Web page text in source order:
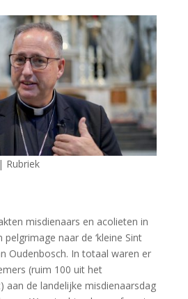
| Rubriek
misdienaars en acolieten in
naar de ‘kleine Sint
Oudenbosch. In totaal waren er
(ruim 100 uit het
aan de landelijke misdienaarsdag